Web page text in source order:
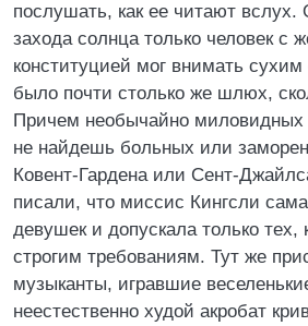
послушать, как ее читают вслух.
захода солнца только человек с
конституцией мог внимать
было почти столько же шлюх,
Причем необычайно
не найдешь больных или
Ковент-Гардена или Сент-
писали, что миссис Кингсли
девушек и допускала только тех,
строгим требованиям. Тут же
музыканты, игравшие
неестественно худой акробат